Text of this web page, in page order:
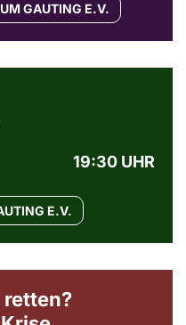
GAUTING E.V.
19:30 UHR
E.V.
retten?